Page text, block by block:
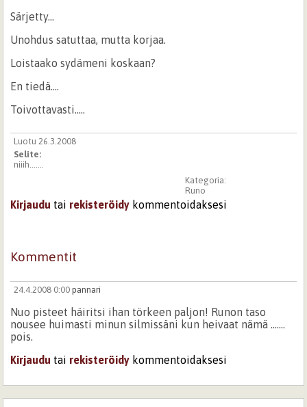
Särjetty...
Unohdus satuttaa, mutta korjaa.
Loistaako sydämeni koskaan?
En tiedä....
Toivottavasti.....
Luotu 26.3.2008
Selite:
niiih.......
Kategoria:
Runo
Kirjaudu tai rekisteröidy kommentoidaksesi
Kommentit
24.4.2008 0:00 pannari
Nuo pisteet häiritsi ihan törkeen paljon! Runon taso
nousee huimasti minun silmissäni kun heivaat nämä .......
pois.
Kirjaudu tai rekisteröidy kommentoidaksesi